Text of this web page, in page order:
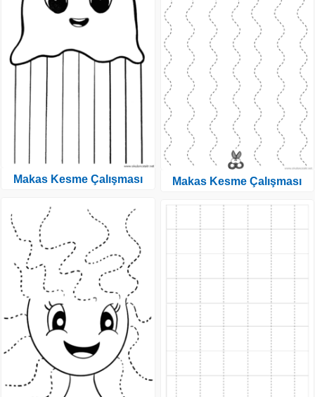
Makas Kesme Çalışması Makas Kesme Çalışması